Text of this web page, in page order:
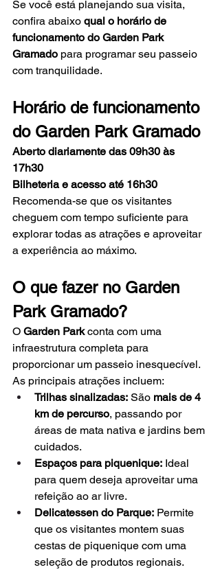
Se você está planejando sua visita,
confira abaixo qual o horário de
funcionamento do Garden Park
Gramado para programar seu passeio
com tranquilidade.
Horário de funcionamento
do Garden Park Gramado
Aberto diariamente das 09h30 às
17h30
Bilheteria e acesso até 16h30
Recomenda-se que os visitantes
cheguem com tempo suficiente para
explorar todas as atrações e aproveitar
a experiência ao máximo.
O que fazer no Garden
Park Gramado?
O Garden Park conta com uma
infraestrutura completa para
proporcionar um passeio inesquecível.
As principais atrações incluem:
Trilhas sinalizadas: São mais de 4
km de percurso, passando por
áreas de mata nativa e jardins bem
cuidados.
Espaços para piquenique: Ideal
para quem deseja aproveitar uma
refeição ao ar livre.
Delicatessen do Parque: Permite
que os visitantes montem suas
cestas de piquenique com uma
seleção de produtos regionais.